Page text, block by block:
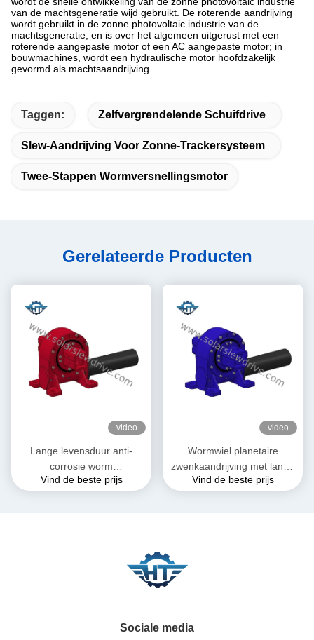
van de machtsgeneratie wijd gebruikt. De roterende aandrijving
wordt gebruikt in de zonne photovoltaic industrie van de
machtsgeneratie, en is over het algemeen uitgerust met een
roterende aangepaste motor of een AC aangepaste motor; in
bouwmachines, wordt een hydraulische motor hoofdzakelijk
gevormd als machtsaandrijving.
Taggen: Zelfvergrendelende Schuifdrive
Slew-Aandrijving Voor Zonne-Trackersysteem
Twee-Stappen Wormversnellingsmotor
Gerelateerde Producten
video
Lange levensduur anti-
corrosie worm
versnellingsbak slew drive
Vind de beste prijs
video
Wormwiel planetaire
zwenkaandrijving met lange
levensduur voor verticaal
Vind de beste prijs
Sociale media